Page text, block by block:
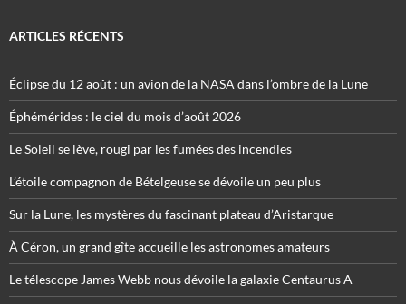
ARTICLES RÉCENTS
Éclipse du 12 août : un avion de la NASA dans l’ombre de la Lune
Éphémérides : le ciel du mois d’août 2026
Le Soleil se lève, rougi par les fumées des incendies
L’étoile compagnon de Bételgeuse se dévoile un peu plus
Sur la Lune, les mystères du fascinant plateau d’Aristarque
À Céron, un grand gîte accueille les astronomes amateurs
Le télescope James Webb nous dévoile la galaxie Centaurus A